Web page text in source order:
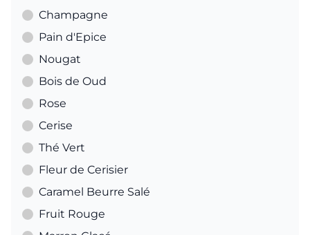
Champagne
Pain d'Epice
Nougat
Bois de Oud
Rose
Cerise
Thé Vert
Fleur de Cerisier
Caramel Beurre Salé
Fruit Rouge